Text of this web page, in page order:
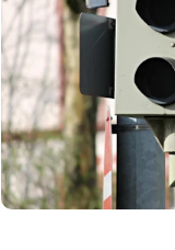
23 de agosto de
Aquí tienes un listado
radares fijos y de
Zaragoza.